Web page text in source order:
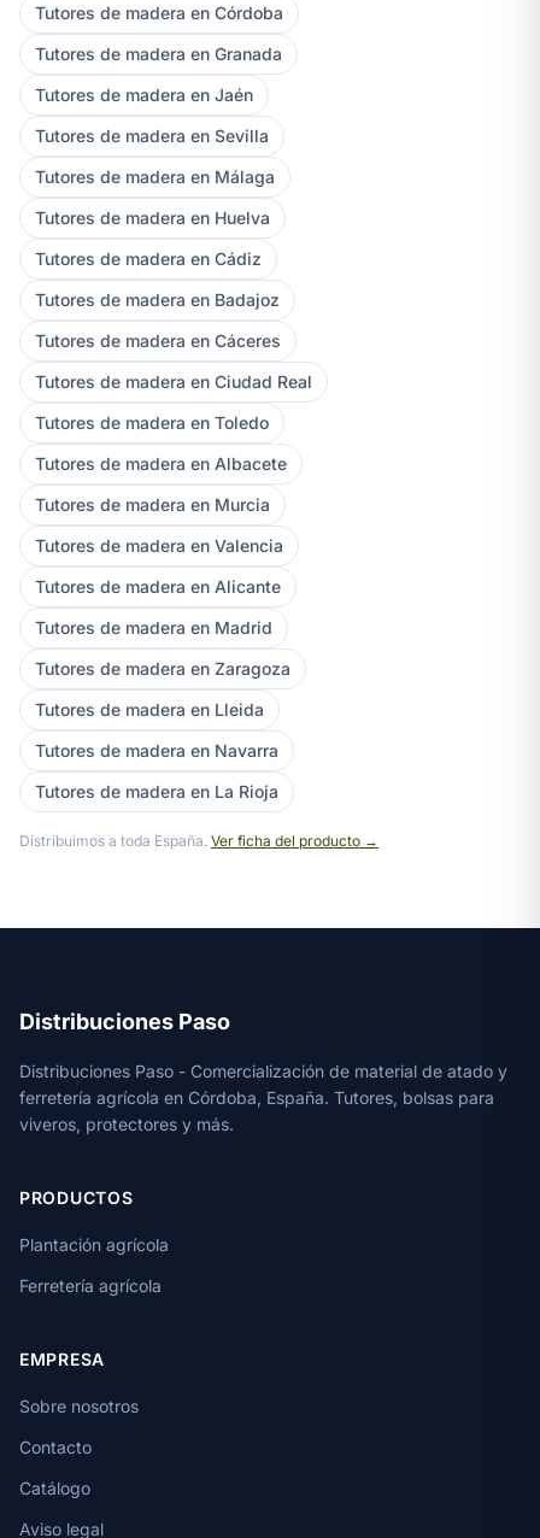
Tutores de madera en Córdoba
Tutores de madera en Granada
Tutores de madera en Jaén
Tutores de madera en Sevilla
Tutores de madera en Málaga
Tutores de madera en Huelva
Tutores de madera en Cádiz
Tutores de madera en Badajoz
Tutores de madera en Cáceres
Tutores de madera en Ciudad Real
Tutores de madera en Toledo
Tutores de madera en Albacete
Tutores de madera en Murcia
Tutores de madera en Valencia
Tutores de madera en Alicante
Tutores de madera en Madrid
Tutores de madera en Zaragoza
Tutores de madera en Lleida
Tutores de madera en Navarra
Tutores de madera en La Rioja
Distribuimos a toda España. Ver ficha del producto →
Distribuciones Paso
Distribuciones Paso - Comercialización de material de atado y
ferretería agrícola en Córdoba, España. Tutores, bolsas para
viveros, protectores y más.
PRODUCTOS
Plantación agrícola
Ferretería agrícola
EMPRESA
Sobre nosotros
Contacto
Catálogo
Aviso legal